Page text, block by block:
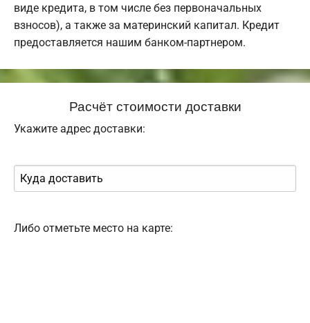
виде кредита, в том числе без первоначальных
взносов), а также за материнский капитал. Кредит
предоставляется нашим банком-партнером.
Расчёт стоимости доставки
Укажите адрес доставки:
Либо отметьте место на карте: